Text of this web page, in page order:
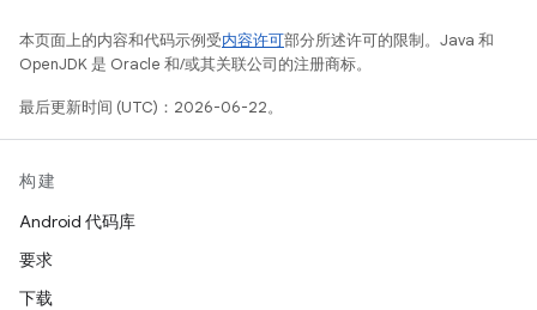
本页面上的内容和代码示例受内容许可部分所述许可的限制。Java 和
OpenJDK 是 Oracle 和/或其关联公司的注册商标。
最后更新时间 (UTC)：2026-06-22。
构建
Android 代码库
要求
下载